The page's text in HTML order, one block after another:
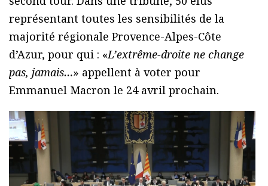
représentant toutes les sensibilités de la
majorité régionale Provence-Alpes-Côte
d’Azur, pour qui : «L’extrême-droite ne change
pas, jamais…» appellent à voter pour
Emmanuel Macron le 24 avril prochain.